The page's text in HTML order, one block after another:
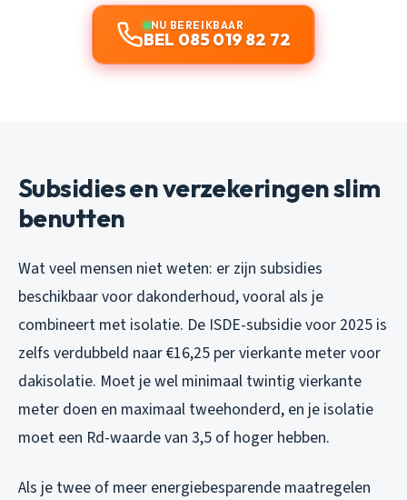
NU BEREIKBAAR
BEL 085 019 82 72
Subsidies en verzekeringen slim
benutten
Wat veel mensen niet weten: er zijn subsidies
beschikbaar voor dakonderhoud, vooral als je
combineert met isolatie. De ISDE-subsidie voor 2025 is
zelfs verdubbeld naar €16,25 per vierkante meter voor
dakisolatie. Moet je wel minimaal twintig vierkante
meter doen en maximaal tweehonderd, en je isolatie
moet een Rd-waarde van 3,5 of hoger hebben.
Als je twee of meer energiebesparende maatregelen